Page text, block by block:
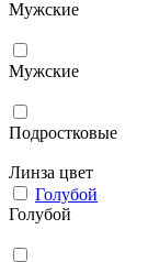
Мужcкие
Мужские
Подростковые
Линза цвет
Голубой
Голубой